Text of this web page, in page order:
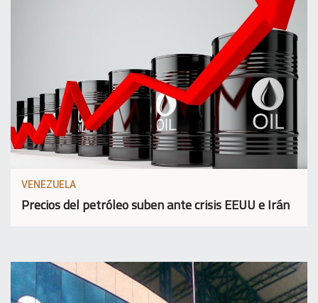
VENEZUELA
Precios del petróleo suben ante crisis EEUU e Irán